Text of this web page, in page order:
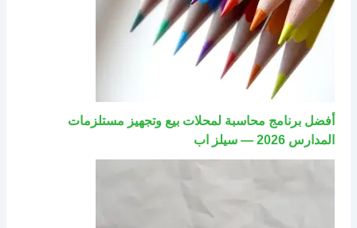
أفضل برنامج محاسبة لمحلات بيع وتجهيز مستلزمات
المدارس 2026 — سيلز اب